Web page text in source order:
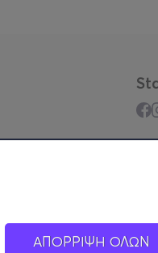
ΑΠΟΡΡΙΨΗ ΟΛΩΝ